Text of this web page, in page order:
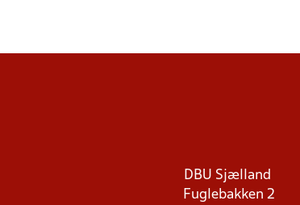
DBU Sjælland
Fuglebakken 2